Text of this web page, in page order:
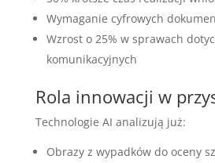
Wymaganie cyfrowych
Wzrost o 25% w sprawach
komunikacyjnych
Rola innowacji w
Technologie AI analizują już:
Obrazy z wypadków do oceny